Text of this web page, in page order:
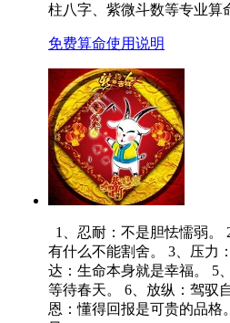
柱八字、紫微斗数等专业算
免费算命使用说明
1、忍耐：不是胆怯懦弱。
有什么不能割舍。 3、压力
达：生命本身就是幸福。 5
等待春天。 6、放纵：驾驭
恩：懂得回报是可贵的品格